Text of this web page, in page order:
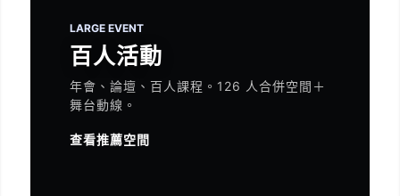
LARGE EVENT
百人活動
年會、論壇、百人課程。126 人合併空間＋
舞台動線。
查看推薦空間